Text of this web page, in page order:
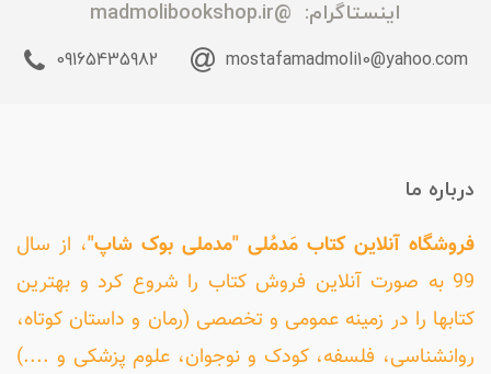
اینستاگرام: @madmolibookshop.ir
mostafamadmoli10@yahoo.com
09165435982
درباره ما
فروشگاه آنلاین کتاب مَدمُلی "مدملی بوک شاپ"، از سال
99 به صورت آنلاین فروش کتاب را شروع کرد و بهترین
کتابها را در زمینه عمومی و تخصصی (رمان و داستان کوتاه،
روانشناسی، فلسفه، کودک و نوجوان، علوم پزشکی و ....)